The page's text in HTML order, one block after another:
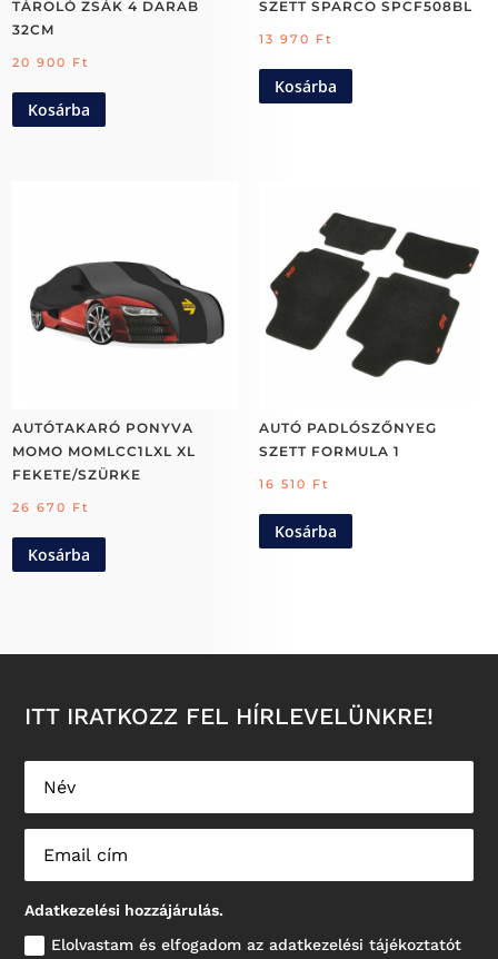
TÁROLÓ ZSÁK 4 DARAB
32CM
20 900 Ft
Kosárba
SZETT SPARCO SPCF508BL
13 970 Ft
Kosárba
AUTÓTAKARÓ PONYVA
MOMO MOMLCC1LXL XL
FEKETE/SZÜRKE
26 670 Ft
Kosárba
AUTÓ PADLÓSZŐNYEG
SZETT FORMULA 1
16 510 Ft
Kosárba
ITT IRATKOZZ FEL HÍRLEVELÜNKRE!
Adatkezelési hozzájárulás.
Elolvastam és elfogadom az adatkezelési tájékoztatót